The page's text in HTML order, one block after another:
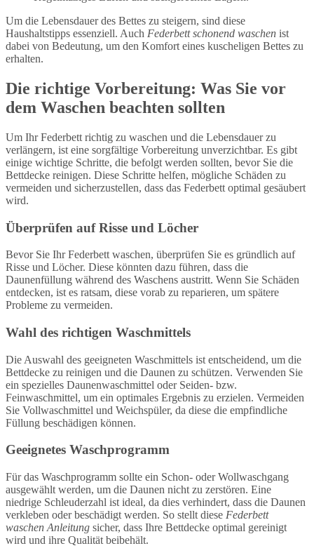
Um die Lebensdauer des Bettes zu steigern, sind diese
Haushaltstipps essenziell. Auch Federbett schonend waschen ist
dabei von Bedeutung, um den Komfort eines kuscheligen Bettes zu
erhalten.
Die richtige Vorbereitung: Was Sie vor
dem Waschen beachten sollten
Um Ihr Federbett richtig zu waschen und die Lebensdauer zu
verlängern, ist eine sorgfältige Vorbereitung unverzichtbar. Es gibt
einige wichtige Schritte, die befolgt werden sollten, bevor Sie die
Bettdecke reinigen. Diese Schritte helfen, mögliche Schäden zu
vermeiden und sicherzustellen, dass das Federbett optimal gesäubert
wird.
Überprüfen auf Risse und Löcher
Bevor Sie Ihr Federbett waschen, überprüfen Sie es gründlich auf
Risse und Löcher. Diese könnten dazu führen, dass die
Daunenfüllung während des Waschens austritt. Wenn Sie Schäden
entdecken, ist es ratsam, diese vorab zu reparieren, um spätere
Probleme zu vermeiden.
Wahl des richtigen Waschmittels
Die Auswahl des geeigneten Waschmittels ist entscheidend, um die
Bettdecke zu reinigen und die Daunen zu schützen. Verwenden Sie
ein spezielles Daunenwaschmittel oder Seiden- bzw.
Feinwaschmittel, um ein optimales Ergebnis zu erzielen. Vermeiden
Sie Vollwaschmittel und Weichspüler, da diese die empfindliche
Füllung beschädigen können.
Geeignetes Waschprogramm
Für das Waschprogramm sollte ein Schon- oder Wollwaschgang
ausgewählt werden, um die Daunen nicht zu zerstören. Eine
niedrige Schleuderzahl ist ideal, da dies verhindert, dass die Daunen
verkleben oder beschädigt werden. So stellt diese Federbett
waschen Anleitung sicher, dass Ihre Bettdecke optimal gereinigt
wird und ihre Qualität beibehält.